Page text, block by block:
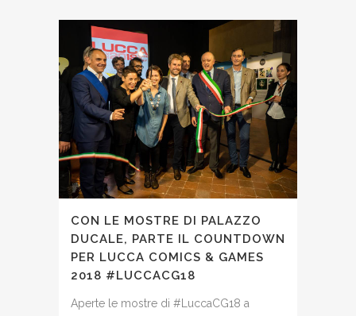
CON LE MOSTRE DI PALAZZO
DUCALE, PARTE IL COUNTDOWN
PER LUCCA COMICS & GAMES
2018 #LUCCACG18
Aperte le mostre di #LuccaCG18 a